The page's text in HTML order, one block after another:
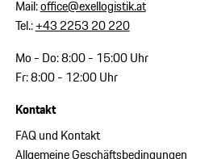
Mail:office@exellogistik.at
Tel.:+43 2253 20 220
Mo - Do: 8:00 - 15:00 Uhr
Fr: 8:00 - 12:00 Uhr
Kontakt
FAQ und Kontakt
Allgemeine Geschäftsbedingungen